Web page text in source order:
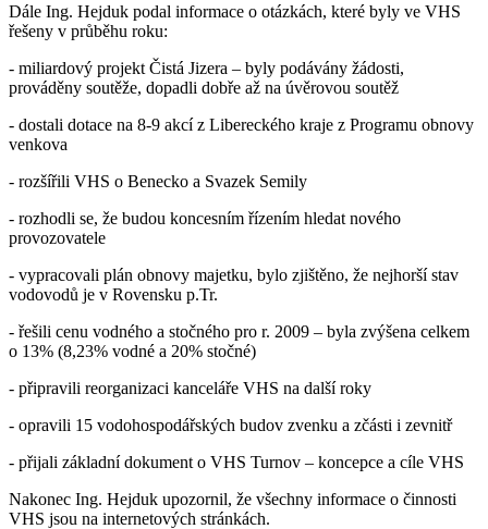
Dále Ing. Hejduk podal informace o otázkách, které byly ve VHS
řešeny v průběhu roku:
- miliardový projekt Čistá Jizera – byly podávány žádosti,
prováděny soutěže, dopadli dobře až na úvěrovou soutěž
- dostali dotace na 8-9 akcí z Libereckého kraje z Programu obnovy
venkova
- rozšířili VHS o Benecko a Svazek Semily
- rozhodli se, že budou koncesním řízením hledat nového
provozovatele
- vypracovali plán obnovy majetku, bylo zjištěno, že nejhorší stav
vodovodů je v Rovensku p.Tr.
- řešili cenu vodného a stočného pro r. 2009 – byla zvýšena celkem
o 13% (8,23% vodné a 20% stočné)
- připravili reorganizaci kanceláře VHS na další roky
- opravili 15 vodohospodářských budov zvenku a zčásti i zevnitř
- přijali základní dokument o VHS Turnov – koncepce a cíle VHS
Nakonec Ing. Hejduk upozornil, že všechny informace o činnosti
VHS jsou na internetových stránkách.